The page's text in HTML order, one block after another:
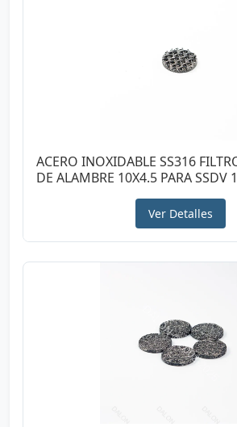
ACERO INOXIDABLE SS316
DE ALAMBRE 10X4.5 PARA SSDV
Ver Detalles